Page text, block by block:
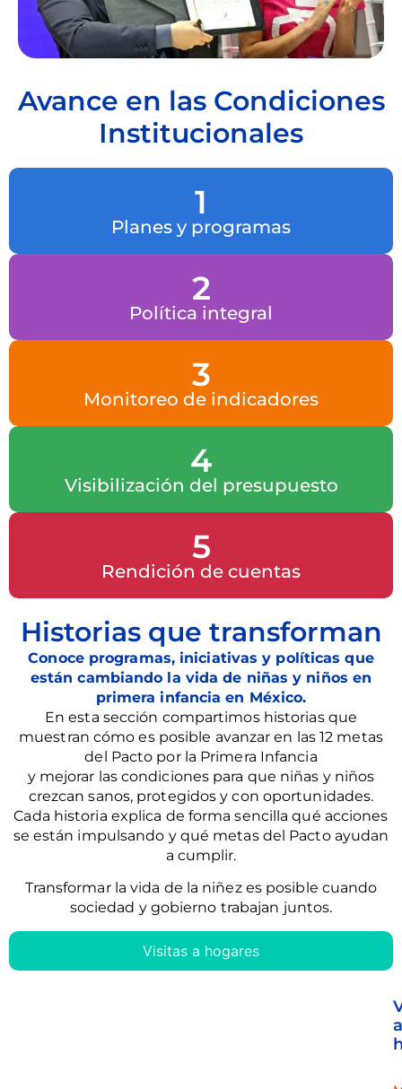
Avance en las Condiciones
Institucionales
1
Planes y programas
2
Política integral
3
Monitoreo de indicadores
4
Visibilización del presupuesto
5
Rendición de cuentas
Historias que transforman
Conoce programas, iniciativas y políticas que
están cambiando la vida de niñas y niños en
primera infancia en México.
En esta sección compartimos historias que
muestran cómo es posible avanzar en las 12 metas
del Pacto por la Primera Infancia
y mejorar las condiciones para que niñas y niños
crezcan sanos, protegidos y con oportunidades.
Cada historia explica de forma sencilla qué acciones
se están impulsando y qué metas del Pacto ayudan
a cumplir.
Transformar la vida de la niñez es posible cuando
sociedad y gobierno trabajan juntos.
Visitas a hogares
a